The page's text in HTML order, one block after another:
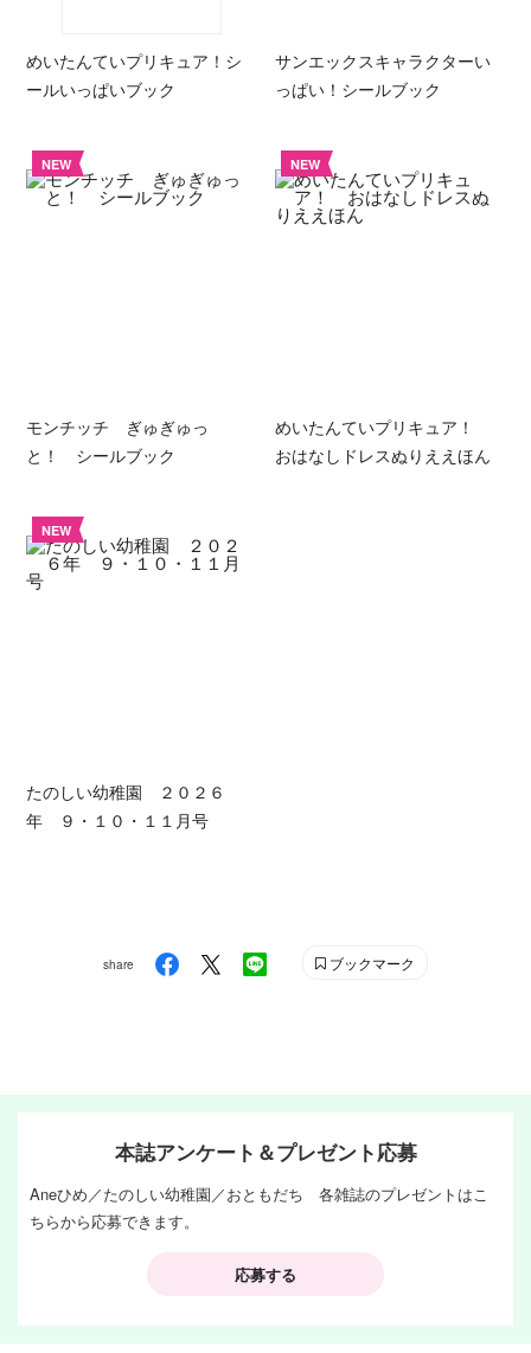
めいたんていプリキュア！シ
ールいっぱいブック
サンエックスキャラクターい
っぱい！シールブック
NEW
モンチッチ ぎゅぎゅっ
と！ シールブック
NEW
めいたんていプリキュア！
おはなしドレスぬりええほん
NEW
たのしい幼稚園 ２０２６
年 ９・１０・１１月号
share ブックマーク
本誌アンケート＆プレゼント応募
Aneひめ／たのしい幼稚園／おともだち 各雑誌のプレゼントはこ
ちらから応募できます。
応募する